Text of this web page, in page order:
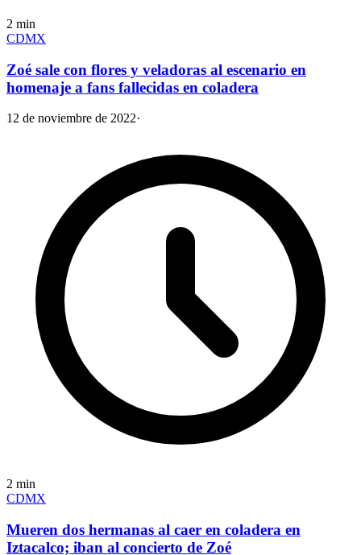
2 min
CDMX
Zoé sale con flores y veladoras al escenario en
homenaje a fans fallecidas en coladera
12 de noviembre de 2022·
2 min
CDMX
Mueren dos hermanas al caer en coladera en
Iztacalco; iban al concierto de Zoé